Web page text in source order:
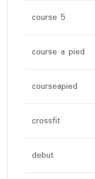
course 5
course a pied
courseapied
crossfit
debut